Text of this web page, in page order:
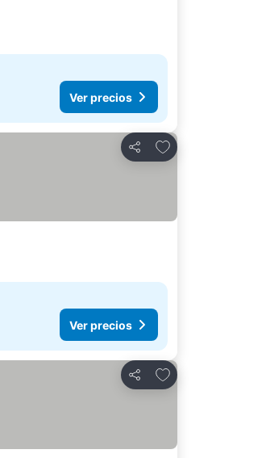
Ver precios
Compartir
Agregar a favoritos
Ver precios
Compartir
Agregar a favoritos